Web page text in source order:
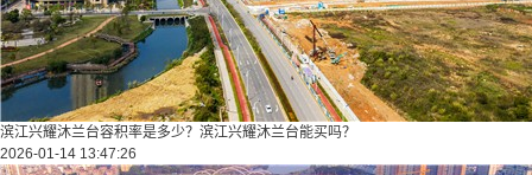
滨江兴耀沐兰台容积率是多少？滨江兴耀沐兰台能买吗？
2026-01-14 13:47:26